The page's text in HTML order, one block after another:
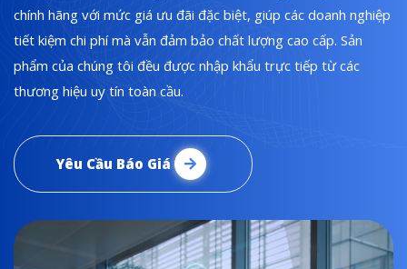
chính hãng với mức giá ưu đãi đặc biệt, giúp các doanh nghiệp
tiết kiệm chi phí mà vẫn đảm bảo chất lượng cao cấp. Sản
phẩm của chúng tôi đều được nhập khẩu trực tiếp từ các
thương hiệu uy tín toàn cầu.
Yêu Cầu Báo Giá